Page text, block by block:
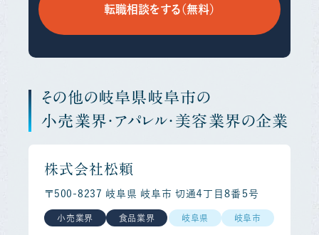
転職相談をする（無料）
その他の岐阜県岐阜市の
小売業界・アパレル・美容業界の企業
株式会社松頼
〒500-8237 岐阜県 岐阜市 切通４丁目８番５号
小売業界 食品業界 岐阜県 岐阜市